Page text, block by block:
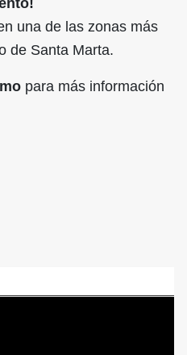
una de las zonas más
de Santa Marta.
para más información